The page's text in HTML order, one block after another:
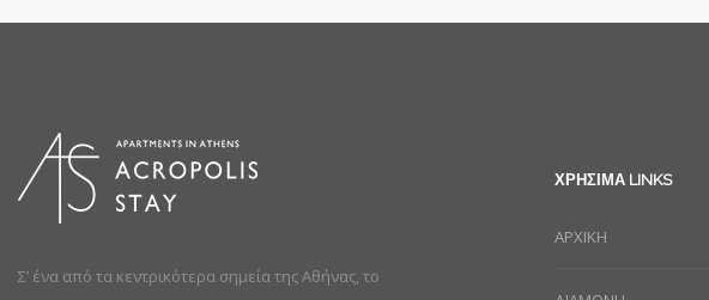
Σ’ ένα από τα κεντρικότερα σημεία της Αθήνας, το
ΧΡΗΣΙΜΑ LINKS
ΑΡΧΙΚΗ